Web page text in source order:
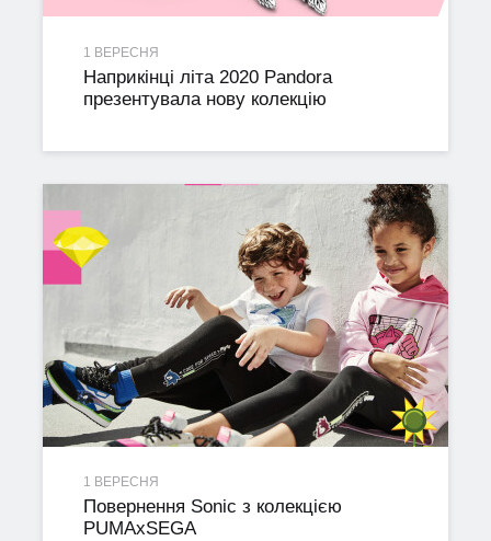
1 ВЕРЕСНЯ
Наприкінці літа 2020 Pandora
презентувала нову колекцію
1 ВЕРЕСНЯ
Повернення Sonic з колекцією
PUMAxSEGA